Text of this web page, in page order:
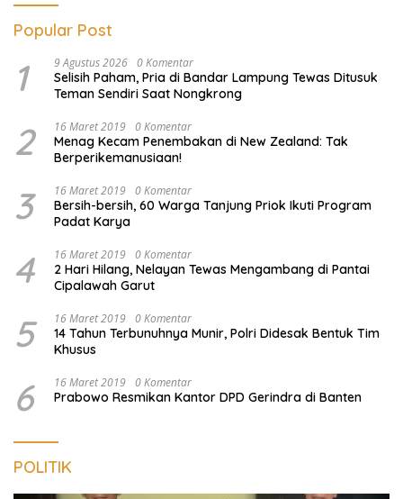
Popular Post
1 9 Agustus 2026 0 Komentar
Selisih Paham, Pria di Bandar Lampung Tewas Ditusuk
Teman Sendiri Saat Nongkrong
2 16 Maret 2019 0 Komentar
Menag Kecam Penembakan di New Zealand: Tak
Berperikemanusiaan!
3 16 Maret 2019 0 Komentar
Bersih-bersih, 60 Warga Tanjung Priok Ikuti Program
Padat Karya
4 16 Maret 2019 0 Komentar
2 Hari Hilang, Nelayan Tewas Mengambang di Pantai
Cipalawah Garut
5 16 Maret 2019 0 Komentar
14 Tahun Terbunuhnya Munir, Polri Didesak Bentuk Tim
Khusus
6 16 Maret 2019 0 Komentar
Prabowo Resmikan Kantor DPD Gerindra di Banten
POLITIK